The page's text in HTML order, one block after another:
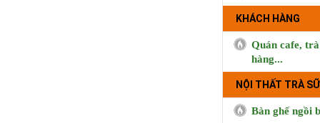
KHÁCH HÀNG
Quán cafe,
hàng...
NỘI THẤT TRÀ
Bàn ghế ngồi